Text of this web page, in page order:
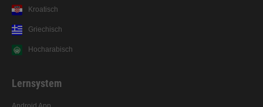
Prüfungsreif auf der Überholspur: Die
Lern-App mit unseren Erklärungen!
Kroatisch
Griechisch
Hocharabisch
Lernsystem